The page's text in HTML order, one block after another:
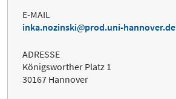
E-MAIL
inka.nozinski
prod.uni-hannover.de
ADRESSE
Königsworther Platz 1
30167 Hannover